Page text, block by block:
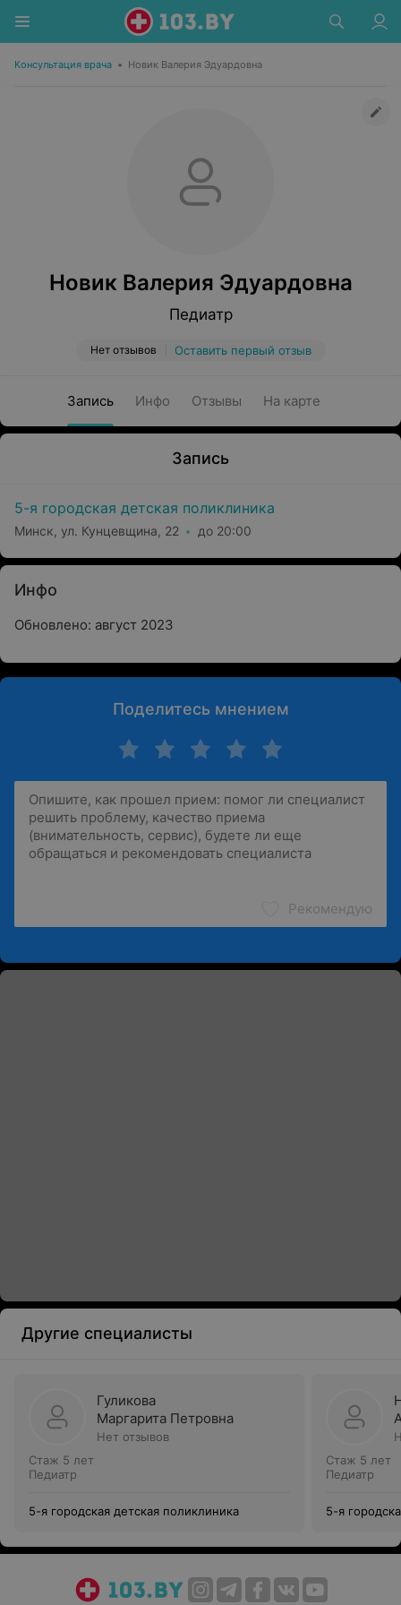
Консультация врача • Новик Валерия Эдуардовна
Новик Валерия Эдуардовна
Педиатр
Нет отзывов Оставить первый отзыв
Запись Инфо Отзывы На карте
Запись
5-я городская детская поликлиника
Минск, ул. Кунцевщина, 22 до 20:00
Инфо
Обновлено: август 2023
Поделитесь мнением
Рекомендую
Другие специалисты
Гуликова
Маргарита Петровна
Нет отзывов
Стаж 5 лет
Педиатр
5-я городская детская поликлиника
Стаж 5 лет
Педиатр
5-я